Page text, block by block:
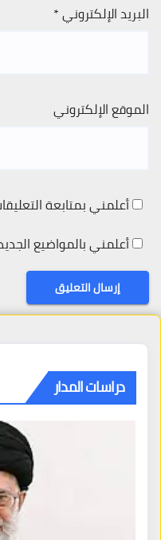
البريد الإلكتروني*
الموقع الإلكتروني
أعلمني بمتابعة
أعلمني بالمواضيع
دراسات المدار